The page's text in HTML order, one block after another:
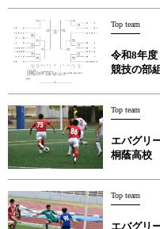
Top team
令和8年
競技の部
Top team
エバグリ
桐蔭高校
Top team
エバグリ